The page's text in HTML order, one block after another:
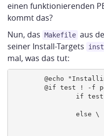
einen funktionierenden
kommt das?
Nun, das Makefile aus
seiner Install-Targets
mal, was das tut:
@echo
@if test ! -f
if
                else \